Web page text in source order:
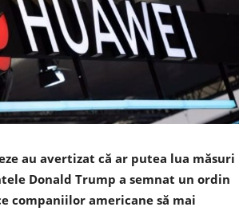
au avertizat că ar putea lua măsuri
Donald Trump a semnat un ordin
companiilor americane să mai